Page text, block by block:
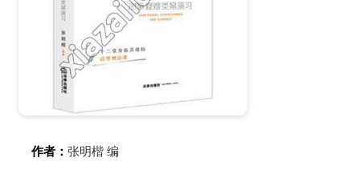
作者： 张明楷 编